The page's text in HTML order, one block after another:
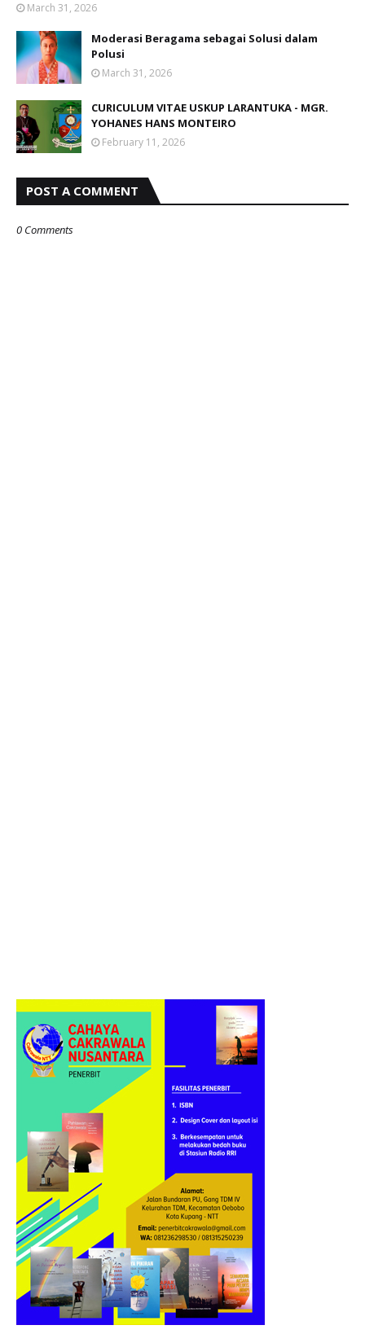
March 31, 2026
Moderasi Beragama sebagai Solusi dalam
Polusi
March 31, 2026
CURICULUM VITAE USKUP LARANTUKA - MGR.
YOHANES HANS MONTEIRO
February 11, 2026
POST A COMMENT
0 Comments